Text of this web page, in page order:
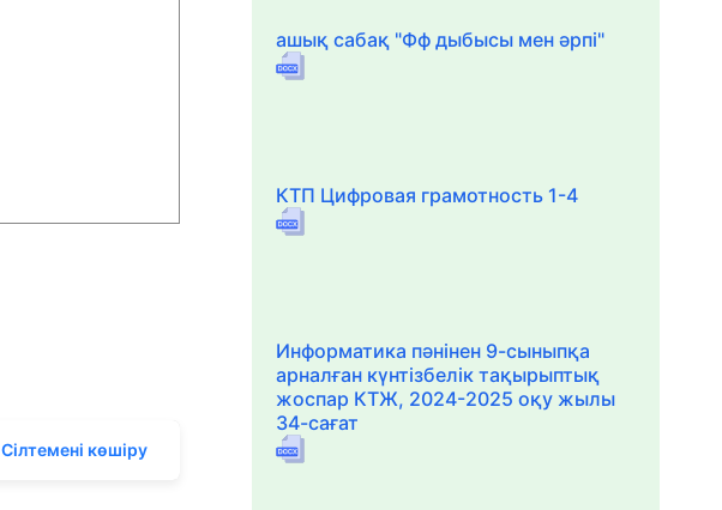
Сілтемені көшіру
ашық сабақ "Фф дыбысы мен әрпі"
КТП Цифровая грамотность 1-4
Информатика пәнінен 9-сыныпқа
арналған күнтізбелік тақырыптық
жоспар КТЖ, 2024-2025 оқу жылы
34-сағат